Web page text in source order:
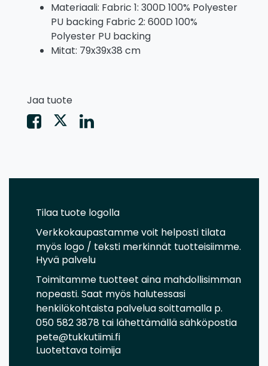
Materiaali: Fabric 1: 300D 100% Polyester
PU backing Fabric 2: 600D 100%
Polyester PU backing
Mitat: 79x39x38 cm
Jaa tuote
Tilaa tuote logolla
Verkkokaupastamme voit helposti tilata
myös logo / teksti merkinnät tuotteisiimme.
Hyvä palvelu
Toimitamme tuotteet aina mahdollisimman
nopeasti. Saat myös halutessasi
henkilökohtaista palvelua soittamalla p.
050 582 3878 tai lähettämällä sähköpostia
pete@tukkutiimi.fi
Luotettava toimija